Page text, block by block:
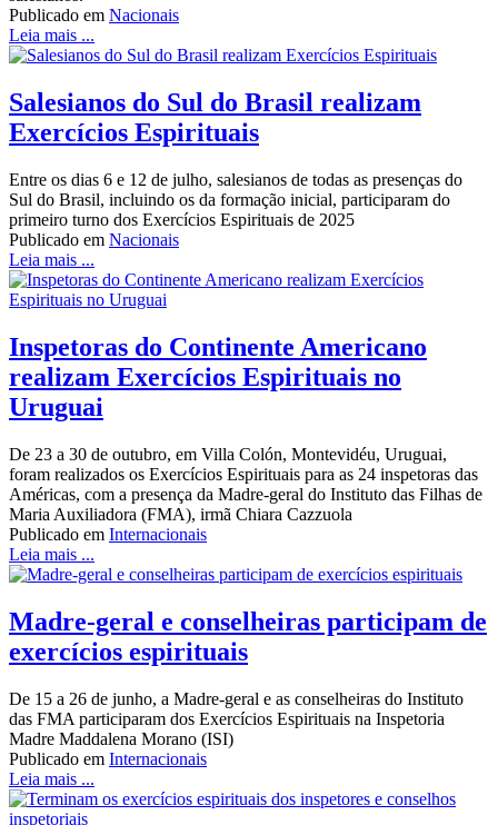
Publicado em Nacionais
Leia mais ...
Salesianos do Sul do Brasil realizam
Exercícios Espirituais
Entre os dias 6 e 12 de julho, salesianos de todas as presenças do
Sul do Brasil, incluindo os da formação inicial, participaram do
primeiro turno dos Exercícios Espirituais de 2025
Publicado em Nacionais
Leia mais ...
Inspetoras do Continente Americano
realizam Exercícios Espirituais no
Uruguai
De 23 a 30 de outubro, em Villa Colón, Montevidéu, Uruguai,
foram realizados os Exercícios Espirituais para as 24 inspetoras das
Américas, com a presença da Madre-geral do Instituto das Filhas de
Maria Auxiliadora (FMA), irmã Chiara Cazzuola
Publicado em Internacionais
Leia mais ...
Madre-geral e conselheiras participam de
exercícios espirituais
De 15 a 26 de junho, a Madre-geral e as conselheiras do Instituto
das FMA participaram dos Exercícios Espirituais na Inspetoria
Madre Maddalena Morano (ISI)
Publicado em Internacionais
Leia mais ...